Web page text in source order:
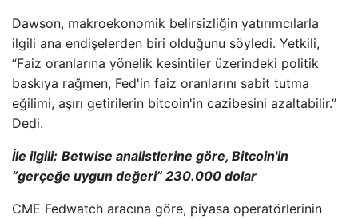
Dawson, makroekonomik belirsizliğin yatırımcılarla
ilgili ana endişelerden biri olduğunu söyledi. Yetkili,
“Faiz oranlarına yönelik kesintiler üzerindeki politik
baskıya rağmen, Fed'in faiz oranlarını sabit tutma
eğilimi, aşırı getirilerin bitcoin'in cazibesini azaltabilir.”
Dedi.
İle ilgili: Betwise analistlerine göre, Bitcoin'in
“gerçeğe uygun değeri” 230.000 dolar
CME Fedwatch aracına göre, piyasa operatörlerinin